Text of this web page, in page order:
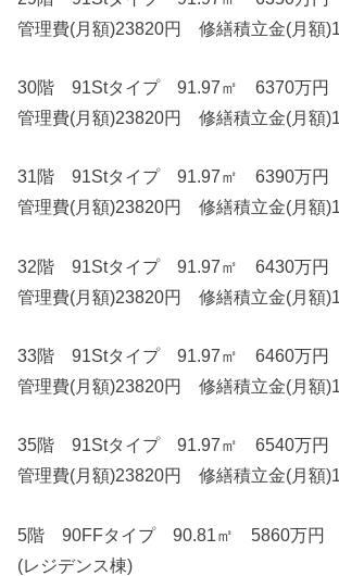
管理費(月額)23820円 修繕積立金(月額
30階 91Stタイプ 91.97㎡ 6370万円
管理費(月額)23820円 修繕積立金(月額
31階 91Stタイプ 91.97㎡ 6390万円
管理費(月額)23820円 修繕積立金(月額
32階 91Stタイプ 91.97㎡ 6430万円
管理費(月額)23820円 修繕積立金(月額
33階 91Stタイプ 91.97㎡ 6460万円
管理費(月額)23820円 修繕積立金(月額
35階 91Stタイプ 91.97㎡ 6540万円
管理費(月額)23820円 修繕積立金(月額
5階 90FFタイプ 90.81㎡ 5860万円
(レジデンス棟)